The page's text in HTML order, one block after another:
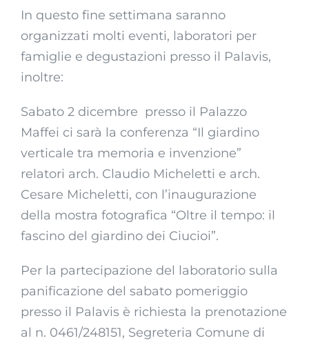
In questo fine settimana saranno
organizzati molti eventi, laboratori per
famiglie e degustazioni presso il Palavis,
inoltre:
Sabato 2 dicembre presso il Palazzo
Maffei ci sarà la conferenza “Il giardino
verticale tra memoria e invenzione”
relatori arch. Claudio Micheletti e arch.
Cesare Micheletti, con l’inaugurazione
della mostra fotografica “Oltre il tempo: il
fascino del giardino dei Ciucioi”.
Per la partecipazione del laboratorio sulla
panificazione del sabato pomeriggio
presso il Palavis è richiesta la prenotazione
al n. 0461/248151, Segreteria Comune di